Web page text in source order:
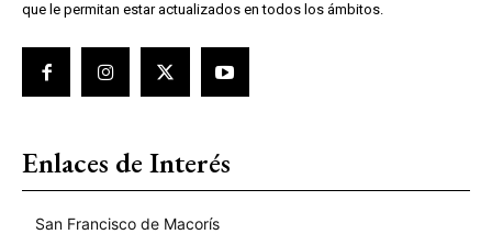
que le permitan estar actualizados en todos los ámbitos.
Enlaces de Interés
San Francisco de Macorís